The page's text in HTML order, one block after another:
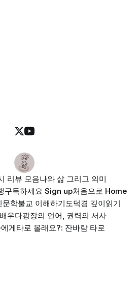
리뷰 모음나와 삶 그리고 의미
구독하세요 Sign up처음으로 Home
문학불교 이해하기도덕경 깊이읽기
우다광장의 언어, 권력의 서사
게타로 볼래요?: 잔바람 타로